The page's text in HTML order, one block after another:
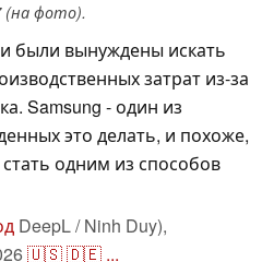
(на фото).
были вынуждены искать
затрат из-за
Samsung - один из
это делать, и похоже,
одним из способов
DeepL / Ninh Duy),
🇺🇸🇩🇪 ...